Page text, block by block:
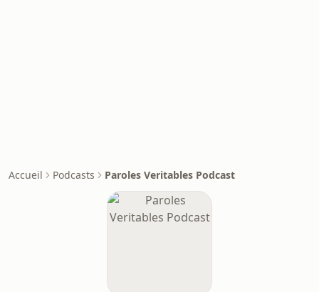
Accueil Podcasts Paroles Veritables Podcast